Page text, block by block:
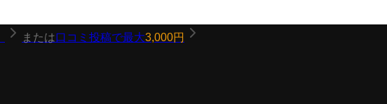
または口コミ投稿で最大3,000円